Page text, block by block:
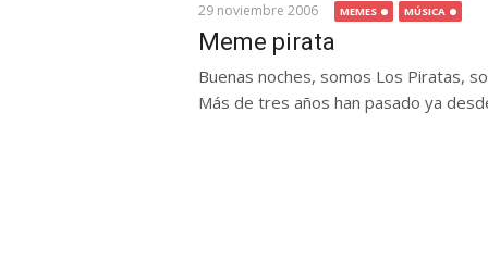
29 noviembre 2006 MEMES MÚSICA
Meme pirata
Buenas noches, somos Los Piratas,
Más de tres años han pasado ya